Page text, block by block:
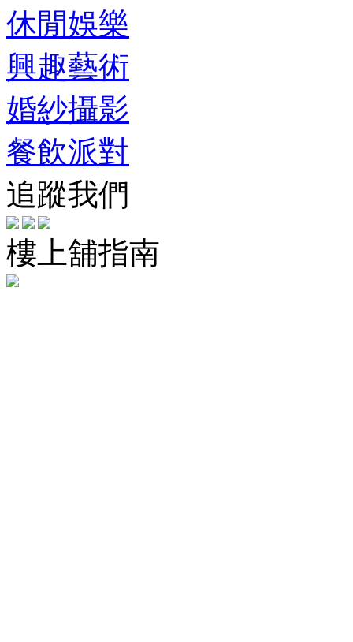
休閒娛樂
興趣藝術
婚紗攝影
餐飲派對
追蹤我們
樓上舖指南